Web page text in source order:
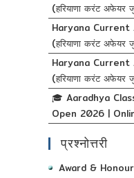
(हरियाणा करंट अफेयर
Haryana
(हरियाणा करंट अफेयर
Haryana
(हरियाणा करंट अफेयर
🎓 Aaradhya
Open 2026 |
प्रश्नोत्तरी
Award &